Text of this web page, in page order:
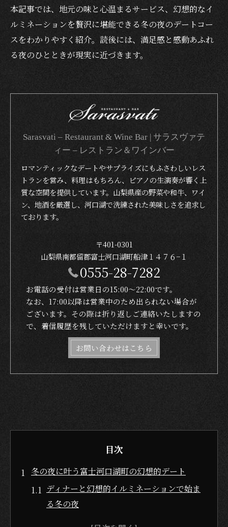
本記事では、地元の味と心温まるサービス、幻想的なイ
ルミネーションを贅沢に堪能できる冬の夜のデートコー
スをわかりやすく紹介。読後には、満足感と感動あふれ
る夜のひとときが現実に近づきます。
Sarasvati – Restaurant & Wine Bar | サラスヴァテ
ィー – レストラン＆ワインバー
ロマンティックなデートやサプライズにもふさわしいレス
トランを営み、料理はもちろん、ピアノの生演奏が響く上
質な空間を提供しています。山梨県産の野菜や和牛、ワイ
ン、地酒を厳選し、河口湖で洗練された美味しさを追求し
ております。
〒401-0301
山梨県南都留郡富士河口湖町船津１４７６−１
0555-28-7282
お電話の受付は営業日の15:00〜22:00です。
なお、17:00以降は営業中のため出られない場合が
ございます。その際は折り返しご連絡いたしますの
で、着信履歴を残していただけますと幸いです。
お問い合わせはこちら
目次
冬の夜に叶う富士河口湖町の幻想的デート
ディナーと幻想的イルミネーションで始ま
る冬の夜